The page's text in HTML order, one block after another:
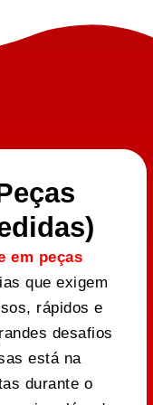
em peças
que exigem
rápidos e
desafios
está na
durante o